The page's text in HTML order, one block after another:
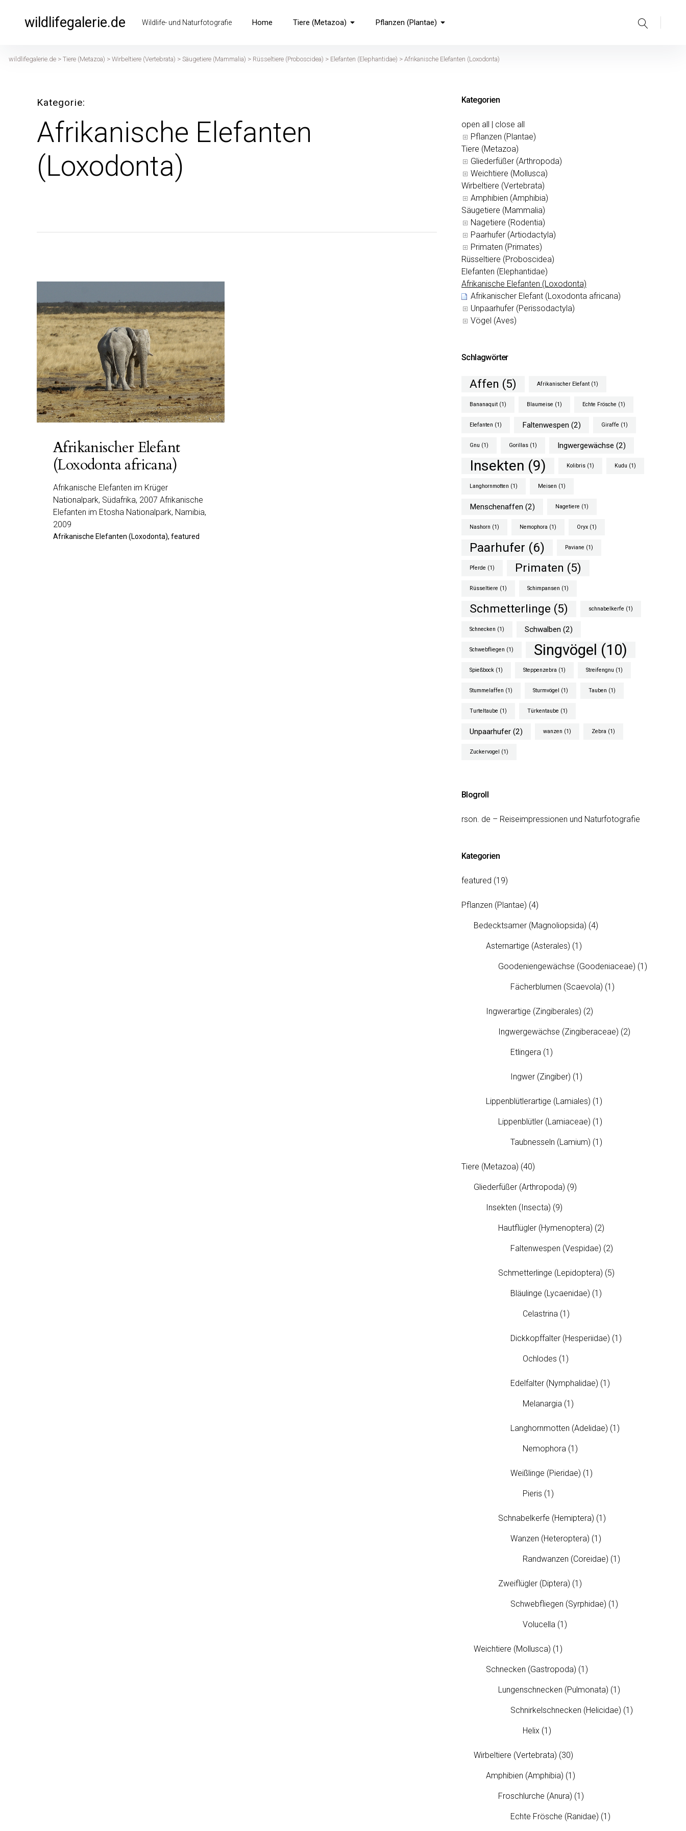
überspringenwildlifegalerie.de Wildlife- und Naturfotografie Home Tiere (Metazoa) Pflanzen (Plantae)
Suche
wildlifegalerie.de > Tiere (Metazoa) > Wirbeltiere (Vertebrata) > Säugetiere (Mammalia) > Rüsseltiere (Proboscidea) > Elefanten (Elephantidae) > Afrikanische Elefanten (Loxodonta)
Kategorie
Afrikanische Elefanten
(Loxodonta)
Afrikanischer Elefant
(Loxodonta africana)
Afrikanische Elefanten im Krüger
Nationalpark, Südafrika, 2007 Afrikanische
Elefanten im Etosha Nationalpark, Namibia,
2009
Afrikanische Elefanten (Loxodonta), featured
Kategorien
open all | close all
Pflanzen (Plantae)
Tiere (Metazoa)
Gliederfüßer (Arthropoda)
Weichtiere (Mollusca)
Wirbeltiere (Vertebrata)
Amphibien (Amphibia)
Säugetiere (Mammalia)
Nagetiere (Rodentia)
Paarhufer (Artiodactyla)
Primaten (Primates)
Rüsseltiere (Proboscidea)
Elefanten (Elephantidae)
Afrikanische Elefanten (Loxodonta)
Afrikanischer Elefant (Loxodonta africana)
Unpaarhufer (Perissodactyla)
Vögel (Aves)
Schlagwörter
Affen (5) Afrikanischer Elefant (1)
Bananaquit (1) Blaumeise (1) Echte Frösche (1)
Elefanten (1) Faltenwespen (2) Giraffe (1)
Gnu (1) Gorillas (1) Ingwergewächse (2)
Insekten (9) Kolibris (1) Kudu (1)
Langhornmotten (1) Meisen (1)
Menschenaffen (2) Nagetiere (1)
Nashorn (1) Nemophora (1) Oryx (1)
Paarhufer (6) Paviane (1)
Pferde (1) Primaten (5)
Rüsseltiere (1) Schimpansen (1)
Schmetterlinge (5) schnabelkerfe (1)
Schnecken (1) Schwalben (2)
Schwebfliegen (1) Singvögel (10)
Spießbock (1) Steppenzebra (1) Streifengnu (1)
Stummelaffen (1) Sturmvögel (1) Tauben (1)
Turteltaube (1) Türkentaube (1)
Unpaarhufer (2) wanzen (1) Zebra (1)
Zuckervogel (1)
Blogroll
rson. de – Reiseimpressionen und Naturfotografie
Kategorien
featured (19)
Pflanzen (Plantae) (4)
Bedecktsamer (Magnoliopsida) (4)
Asternartige (Asterales) (1)
Goodeniengewächse (Goodeniaceae) (1)
Fächerblumen (Scaevola) (1)
Ingwerartige (Zingiberales) (2)
Ingwergewächse (Zingiberaceae) (2)
Etlingera (1)
Ingwer (Zingiber) (1)
Lippenblütlerartige (Lamiales) (1)
Lippenblütler (Lamiaceae) (1)
Taubnesseln (Lamium) (1)
Tiere (Metazoa) (40)
Gliederfüßer (Arthropoda) (9)
Insekten (Insecta) (9)
Hautflügler (Hymenoptera) (2)
Faltenwespen (Vespidae) (2)
Schmetterlinge (Lepidoptera) (5)
Bläulinge (Lycaenidae) (1)
Celastrina (1)
Dickkopffalter (Hesperiidae) (1)
Ochlodes (1)
Edelfalter (Nymphalidae) (1)
Melanargia (1)
Langhornmotten (Adelidae) (1)
Nemophora (1)
Weißlinge (Pieridae) (1)
Pieris (1)
Schnabelkerfe (Hemiptera) (1)
Wanzen (Heteroptera) (1)
Randwanzen (Coreidae) (1)
Zweiflügler (Diptera) (1)
Schwebfliegen (Syrphidae) (1)
Volucella (1)
Weichtiere (Mollusca) (1)
Schnecken (Gastropoda) (1)
Lungenschnecken (Pulmonata) (1)
Schnirkelschnecken (Helicidae) (1)
Helix (1)
Wirbeltiere (Vertebrata) (30)
Amphibien (Amphibia) (1)
Froschlurche (Anura) (1)
Echte Frösche (Ranidae) (1)